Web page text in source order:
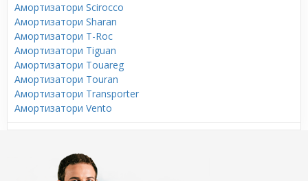
Амортизатори Scirocco
Амортизатори Sharan
Амортизатори T-Roc
Амортизатори Tiguan
Амортизатори Touareg
Амортизатори Touran
Амортизатори Transporter
Амортизатори Vento